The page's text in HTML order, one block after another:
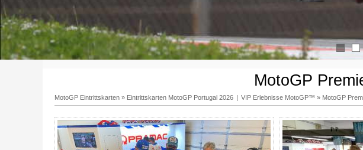
1
MotoGP
MotoGP Eintrittskarten » Eintrittskarten MotoGP Portugal 2026 | VIP Erlebnisse MotoGP™ » MotoGP